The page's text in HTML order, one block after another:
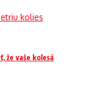
že vaše kolesá